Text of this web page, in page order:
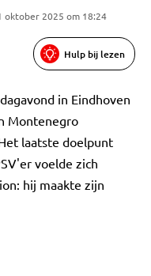
oktober 2025 om 18:24
Hulp bij lezen
in Eindhoven
Montenegro
laatste doelpunt
voelde zich
hij maakte zijn